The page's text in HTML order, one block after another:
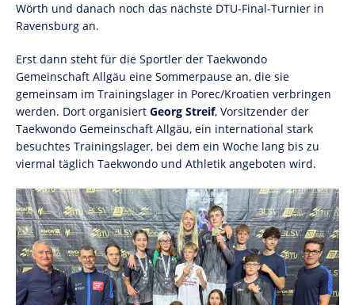
Wörth und danach noch das nächste DTU-Final-Turnier in
Ravensburg an.
Erst dann steht für die Sportler der Taekwondo
Gemeinschaft Allgäu eine Sommerpause an, die sie
gemeinsam im Trainingslager in Porec/Kroatien verbringen
werden. Dort organisiert Georg Streif, Vorsitzender der
Taekwondo Gemeinschaft Allgäu, ein international stark
besuchtes Trainingslager, bei dem ein Woche lang bis zu
viermal täglich Taekwondo und Athletik angeboten wird.